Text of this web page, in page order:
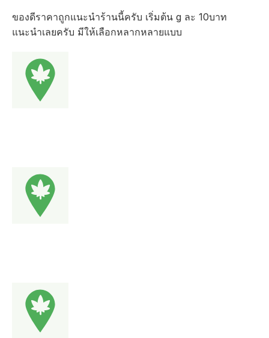
ของดีราคาถูกแนะนำร้านนี้ครับ เริ่มต้น g ละ 10บาท
แนะนำเลยครับ มีให้เลือกหลากหลายแบบ